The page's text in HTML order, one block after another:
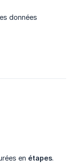
données
en étapes.